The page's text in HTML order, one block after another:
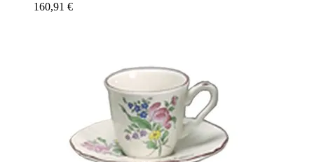
160,91 €